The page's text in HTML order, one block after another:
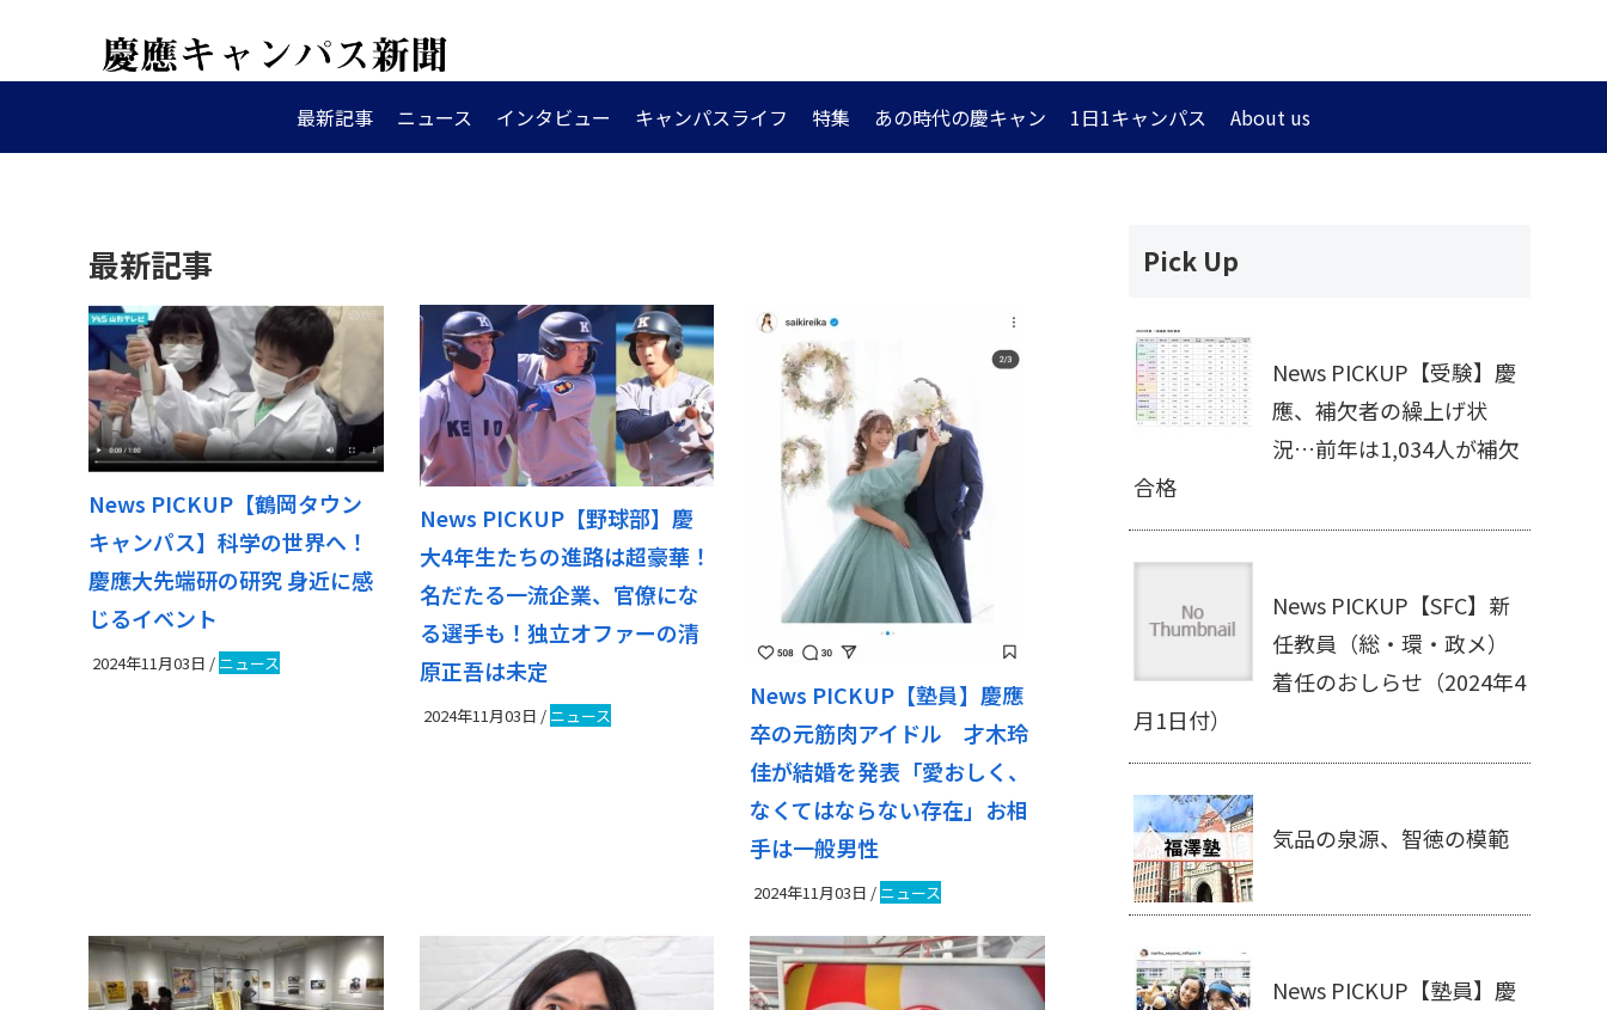
最新記事 ニュース インタビュー キャンパスライフ 特集 あの時代の慶キャン 1日1キャンパス About us
最新記事
News PICKUP【鶴岡タウン
キャンパス】科学の世界へ！
慶應大先端研の研究 身近に感
じるイベント
2024年11月03日 / ニュース
News PICKUP【野球部】慶
大4年生たちの進路は超豪華！
名だたる一流企業、官僚にな
る選手も！独立オファーの清
原正吾は未定
2024年11月03日 / ニュース
News PICKUP【塾員】慶應
卒の元筋肉アイドル 才木玲
佳が結婚を発表「愛おしく、
なくてはならない存在」お相
手は一般男性
2024年11月03日 / ニュース
Pick Up
News PICKUP【受験】慶
應、補欠者の繰上げ状
況…前年は1,034人が補欠
合格
News PICKUP【SFC】新
任教員（総・環・政メ）
着任のおしらせ（2024年4
月1日付）
気品の泉源、智徳の模範
News PICKUP【塾員】慶